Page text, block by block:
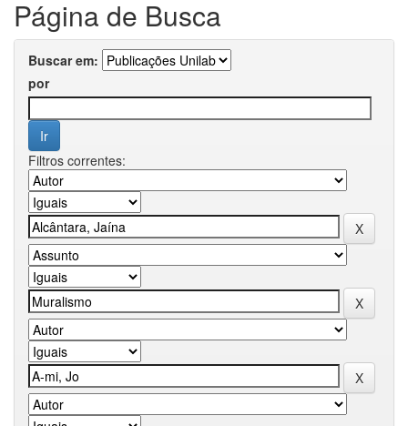
Página de Busca
Buscar em:
por
Filtros correntes: